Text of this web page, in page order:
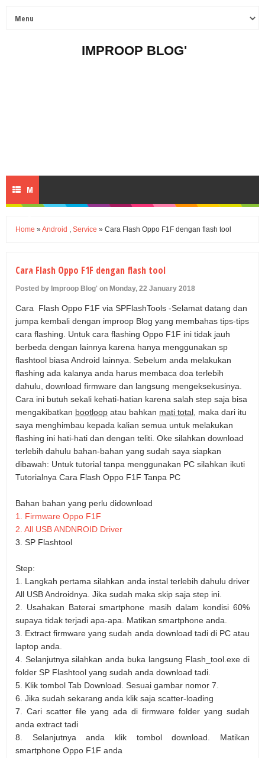
IMPROOP BLOG'
M
U
Home »Android , Service » Cara Flash Oppo F1F dengan flash tool
Cara Flash Oppo F1F dengan flash tool
Posted by Improop Blog' on Monday, 22 January 2018
Cara Flash Oppo F1F via SPFlashTools -Selamat datang dan
jumpa kembali dengan improop Blog yang membahas tips-tips
cara flashing. Untuk cara flashing Oppo F1F ini tidak jauh
berbeda dengan lainnya karena hanya menggunakan sp
flashtool biasa Android lainnya. Sebelum anda melakukan
flashing ada kalanya anda harus membaca doa terlebih
dahulu, download firmware dan langsung mengeksekusinya.
Cara ini butuh sekali kehati-hatian karena salah step saja bisa
mengakibatkan bootloop atau bahkan mati total , maka dari itu
saya menghimbau kepada kalian semua untuk melakukan
flashing ini hati-hati dan dengan teliti. Oke silahkan download
terlebih dahulu bahan-bahan yang sudah saya siapkan
dibawah: Untuk tutorial tanpa menggunakan PC silahkan ikuti
Tutorialnya Cara Flash Oppo F1F Tanpa PC
Bahan bahan yang perlu didownload
1. Firmware Oppo F1F
2. All USB ANDNROID Driver
3. SP Flashtool
Step:
1. Langkah pertama silahkan anda instal terlebih dahulu driver
All USB Androidnya. Jika sudah maka skip saja step ini.
2. Usahakan Baterai smartphone masih dalam kondisi 60%
supaya tidak terjadi apa-apa. Matikan smartphone anda.
3. Extract firmware yang sudah anda download tadi di PC atau
laptop anda.
4. Selanjutnya silahkan anda buka langsung Flash_tool.exe di
folder SP Flashtool yang sudah anda download tadi.
5. Klik tombol Tab Download. Sesuai gambar nomor 7.
6. Jika sudah sekarang anda klik saja scatter-loading
7. Cari scatter file yang ada di firmware folder yang sudah
anda extract tadi
8. Selanjutnya anda klik tombol download. Matikan
smartphone Oppo F1F anda